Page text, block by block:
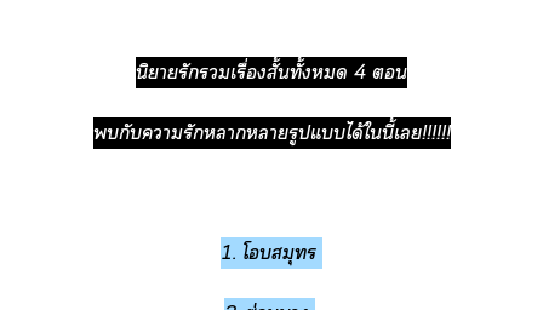
นิยายรักเรื่องสั้นทั้ง 4 
กับารักาารูปแได้ในี้เ!!!!!!
1. โสมุทร